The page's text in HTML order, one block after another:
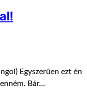
Egyszerűen ezt én
Bár…